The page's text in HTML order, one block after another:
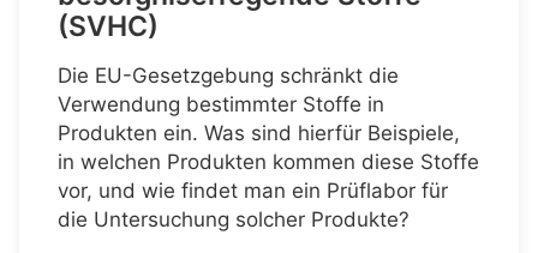
(SVHC)
Die EU-Gesetzgebung schränkt die
Verwendung bestimmter Stoffe in
Produkten ein. Was sind hierfür Beispiele,
in welchen Produkten kommen diese Stoffe
vor, und wie findet man ein Prüflabor für
die Untersuchung solcher Produkte?